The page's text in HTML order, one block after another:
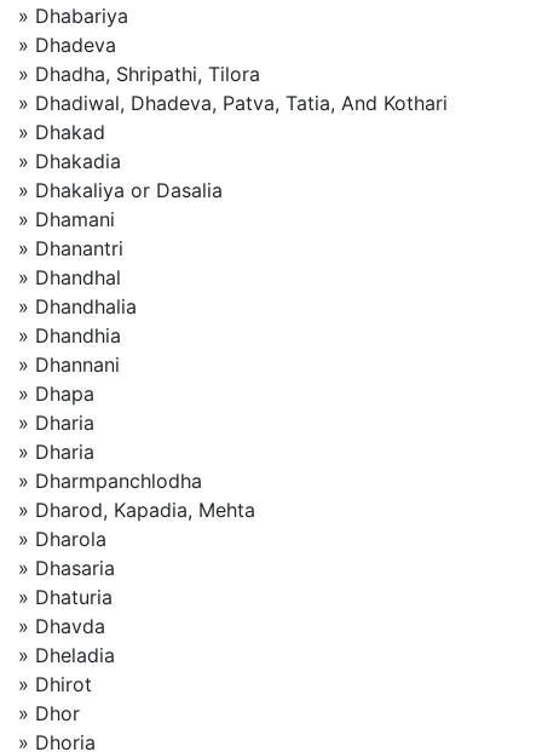
» Dhabariya
» Dhadeva
» Dhadha, Shripathi, Tilora
» Dhadiwal, Dhadeva, Patva, Tatia, And Kothari
» Dhakad
» Dhakadia
» Dhakaliya or Dasalia
» Dhamani
» Dhanantri
» Dhandhal
» Dhandhalia
» Dhandhia
» Dhannani
» Dhapa
» Dharia
» Dharia
» Dharmpanchlodha
» Dharod, Kapadia, Mehta
» Dharola
» Dhasaria
» Dhaturia
» Dhavda
» Dheladia
» Dhirot
» Dhor
» Dhoria